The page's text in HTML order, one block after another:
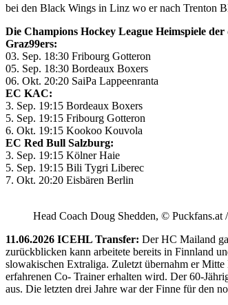
bei den Black Wings in Linz wo er nach Trenton
Die Champions Hockey League Heimspiele
Graz99ers:
03. Sep. 18:30 Fribourg Gotteron
05. Sep. 18:30 Bordeaux Boxers
06. Okt. 20:20 SaiPa Lappeenranta
EC KAC:
3. Sep. 19:15 Bordeaux Boxers
5. Sep. 19:15 Fribourg Gotteron
6. Okt. 19:15 Kookoo Kouvola
EC Red Bull Salzburg:
3. Sep. 19:15 Kölner Haie
5. Sep. 19:15 Bili Tygri Liberec
7. Okt. 20:20 Eisbären Berlin
Head Coach Doug Shedden, © Puckfans.at
11.06.2026 ICEHL Transfer: Der HC Mailand
zurückblicken kann arbeitete bereits in Finnland
slowakischen Extraliga. Zuletzt übernahm er
erfahrenen Co- Trainer erhalten wird. Der 60-
aus. Die letzten drei Jahre war der Finne für den